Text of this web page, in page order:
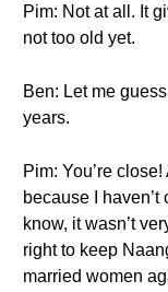
Pim: Not at all. It
not too old yet.
Ben: Let me
years.
Pim: You’re
because I
know, it wasn’t
right to keep
married women